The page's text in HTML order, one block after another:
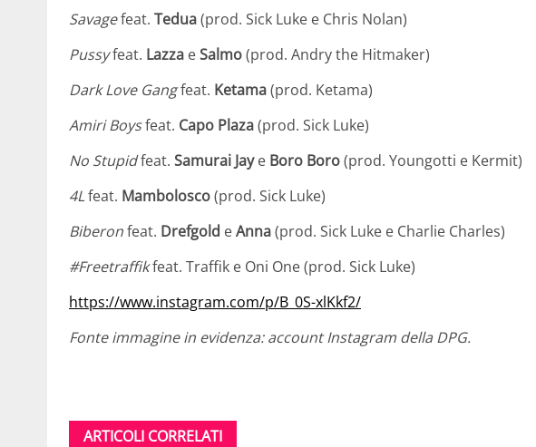
Savagefeat. Tedua(prod. Sick Luke e Chris Nolan)
Pussyfeat. Lazza eSalmo(prod. Andry the Hitmaker)
Dark Love Gangfeat. Ketama(prod. Ketama)
Amiri Boysfeat. Capo Plaza(prod. Sick Luke)
No Stupidfeat. Samurai Jaye Boro Boro(prod. Youngotti e Kermit)
4Lfeat. Mambolosco(prod. Sick Luke)
Biberonfeat. Drefgold eAnna(prod. Sick Luke e Charlie Charles)
#Freetraffikfeat. Traffik e Oni One (prod. Sick Luke)
https://www.instagram.com/p/B_0S-xlKkf2/
Fonte immagine in evidenza: account Instagram della DPG.
ARTICOLI CORRELATI